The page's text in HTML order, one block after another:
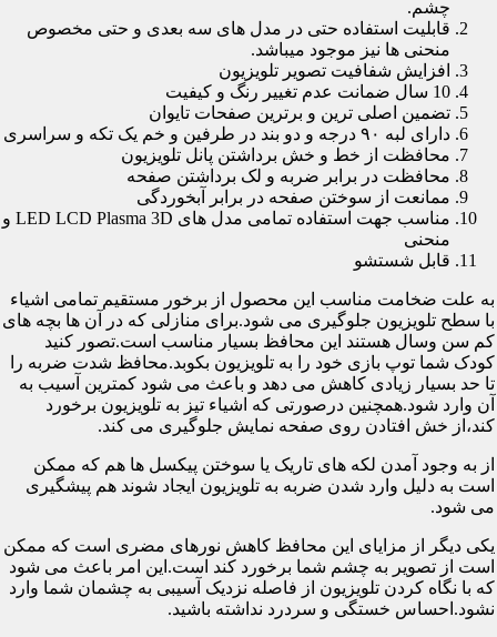
چشم.
قابلیت استفاده حتی در مدل های سه بعدی و حتی مخصوص
منحنی ها نیز موجود میباشد.
افزایش شفافیت تصویر تلویزیون
10 سال ضمانت عدم تغییر رنگ و کیفیت
تضمین اصلی ترین و برترین صفحات تایوان
دارای لبه ۹۰ درجه و دو بند در طرفین و خم یک تکه و سراسری
محافظت از خط و خش برداشتن پانل تلویزیون
محافظت در برابر ضربه و لک برداشتن صفحه
ممانعت از سوختن صفحه در برابر آبخوردگی
مناسب جهت استفاده تمامی مدل های LED LCD Plasma 3D و
منحنی
قابل شستشو
به علت ضخامت مناسب این محصول از برخور مستقیم تمامی اشیاء
با سطح تلویزیون جلوگیری می شود.برای منازلی که در آن ها بچه های
کم سن وسال هستند این محافظ بسیار مناسب است.تصور کنید
کودک شما توپ بازی خود را به تلویزیون بکوبد.محافظ شدت ضربه را
تا حد بسیار زیادی کاهش می دهد و باعث می شود کمترین آسیب به
آن وارد شود.همچنین درصورتی که اشیاء تیز به تلویزیون برخورد
کند،از خش افتادن روی صفحه نمایش جلوگیری می کند.
از به وجود آمدن لکه های تاریک یا سوختن پیکسل ها هم که ممکن
است به دلیل وارد شدن ضربه به تلویزیون ایجاد شوند هم پیشگیری
می شود.
یکی دیگر از مزایای این محافظ کاهش نورهای مضری است که ممکن
است از تصویر به چشم شما برخورد کند است.این امر باعث می شود
که با نگاه کردن تلویزیون از فاصله نزدیک آسیبی به چشمان شما وارد
نشود.احساس خستگی و سردرد نداشته باشید.